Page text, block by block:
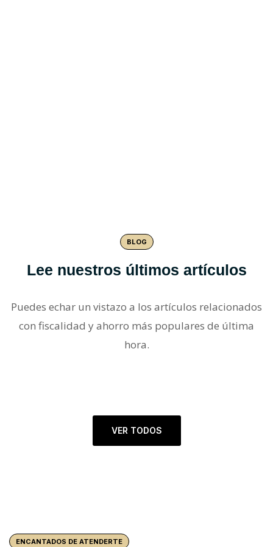
BLOG
Lee nuestros últimos artículos
Puedes echar un vistazo a los artículos relacionados
con fiscalidad y ahorro más populares de última
hora.
VER TODOS
ENCANTADOS DE ATENDERTE